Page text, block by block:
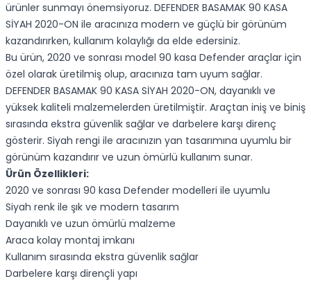
ürünler sunmayı önemsiyoruz. DEFENDER BASAMAK 90 KASA
SİYAH 2020-ON ile aracınıza modern ve güçlü bir görünüm
kazandırırken, kullanım kolaylığı da elde edersiniz.
Bu ürün, 2020 ve sonrası model 90 kasa Defender araçlar için
özel olarak üretilmiş olup, aracınıza tam uyum sağlar.
DEFENDER BASAMAK 90 KASA SİYAH 2020-ON, dayanıklı ve
yüksek kaliteli malzemelerden üretilmiştir. Araçtan iniş ve biniş
sırasında ekstra güvenlik sağlar ve darbelere karşı direnç
gösterir. Siyah rengi ile aracınızın yan tasarımına uyumlu bir
görünüm kazandırır ve uzun ömürlü kullanım sunar.
Ürün Özellikleri:
2020 ve sonrası 90 kasa Defender modelleri ile uyumlu
Siyah renk ile şık ve modern tasarım
Dayanıklı ve uzun ömürlü malzeme
Araca kolay montaj imkanı
Kullanım sırasında ekstra güvenlik sağlar
Darbelere karşı dirençli yapı